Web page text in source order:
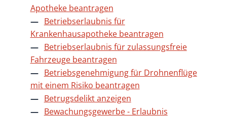
Apotheke beantragen
Betriebserlaubnis für
Krankenhausapotheke beantragen
Betriebserlaubnis für zulassungsfreie
Fahrzeuge beantragen
Betriebsgenehmigung für Drohnenflüge
mit einem Risiko beantragen
Betrugsdelikt anzeigen
Bewachungsgewerbe - Erlaubnis